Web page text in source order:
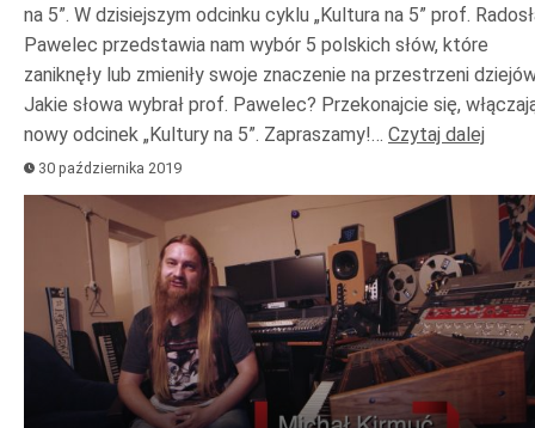
na 5”. W dzisiejszym odcinku cyklu „Kultura na 5” prof.
Pawelec przedstawia nam wybór 5 polskich słów, które
zaniknęły lub zmieniły swoje znaczenie na przestrzeni
Jakie słowa wybrał prof. Pawelec? Przekonajcie się,
nowy odcinek „Kultury na 5”. Zapraszamy!… Czytaj dalej
30 października 2019